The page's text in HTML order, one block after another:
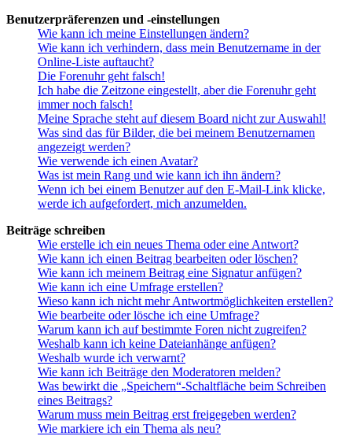
Benutzerpräferenzen und -einstellungen
Wie kann ich meine Einstellungen ändern?
Wie kann ich verhindern, dass mein Benutzername in der
Online-Liste auftaucht?
Die Forenuhr geht falsch!
Ich habe die Zeitzone eingestellt, aber die Forenuhr geht
immer noch falsch!
Meine Sprache steht auf diesem Board nicht zur Auswahl!
Was sind das für Bilder, die bei meinem Benutzernamen
angezeigt werden?
Wie verwende ich einen Avatar?
Was ist mein Rang und wie kann ich ihn ändern?
Wenn ich bei einem Benutzer auf den E-Mail-Link klicke,
werde ich aufgefordert, mich anzumelden.
Beiträge schreiben
Wie erstelle ich ein neues Thema oder eine Antwort?
Wie kann ich einen Beitrag bearbeiten oder löschen?
Wie kann ich meinem Beitrag eine Signatur anfügen?
Wie kann ich eine Umfrage erstellen?
Wieso kann ich nicht mehr Antwortmöglichkeiten erstellen?
Wie bearbeite oder lösche ich eine Umfrage?
Warum kann ich auf bestimmte Foren nicht zugreifen?
Weshalb kann ich keine Dateianhänge anfügen?
Weshalb wurde ich verwarnt?
Wie kann ich Beiträge den Moderatoren melden?
Was bewirkt die „Speichern“-Schaltfläche beim Schreiben
eines Beitrags?
Warum muss mein Beitrag erst freigegeben werden?
Wie markiere ich ein Thema als neu?